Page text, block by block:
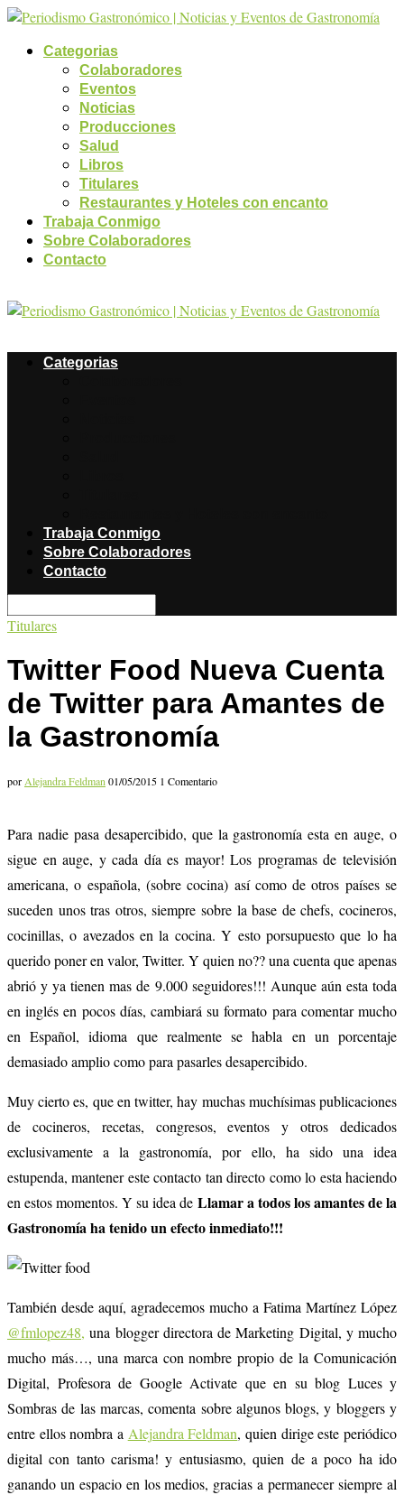
Categorias
Colaboradores
Eventos
Noticias
Producciones
Salud
Libros
Titulares
Restaurantes y Hoteles con encanto
Trabaja Conmigo
Sobre Colaboradores
Contacto
Categorias
Trabaja Conmigo
Sobre Colaboradores
Contacto
Titulares
Twitter Food Nueva Cuenta
de Twitter para Amantes de
la Gastronomía
por Alejandra Feldman 01/05/2015 1 Comentario
Para nadie pasa desapercibido, que la gastronomía esta en auge, o
sigue en auge, y cada día es mayor! Los programas de televisión
americana, o española, (sobre cocina) así como de otros países se
suceden unos tras otros, siempre sobre la base de chefs, cocineros,
cocinillas, o avezados en la cocina. Y esto porsupuesto que lo ha
querido poner en valor, Twitter. Y quien no?? una cuenta que apenas
abrió y ya tienen mas de 9.000 seguidores!!! Aunque aún esta toda
en inglés en pocos días, cambiará su formato para comentar mucho
en Español, idioma que realmente se habla en un porcentaje
demasiado amplio como para pasarles desapercibido.
Muy cierto es, que en twitter, hay muchas muchísimas publicaciones
de cocineros, recetas, congresos, eventos y otros dedicados
exclusivamente a la gastronomía, por ello, ha sido una idea
estupenda, mantener este contacto tan directo como lo esta haciendo
en estos momentos. Y su idea de Llamar a todos los amantes de la
Gastronomía ha tenido un efecto inmediato!!!
También desde aquí, agradecemos mucho a Fatima Martínez López
@fmlopez48, una blogger directora de Marketing Digital, y mucho
mucho más…, una marca con nombre propio de la Comunicación
Digital, Profesora de Google Activate que en su blog Luces y
Sombras de las marcas, comenta sobre algunos blogs, y bloggers y
entre ellos nombra a Alejandra Feldman, quien dirige este periódico
digital con tanto carisma! y entusiasmo, quien de a poco ha ido
ganando un espacio en los medios, gracias a permanecer siempre al